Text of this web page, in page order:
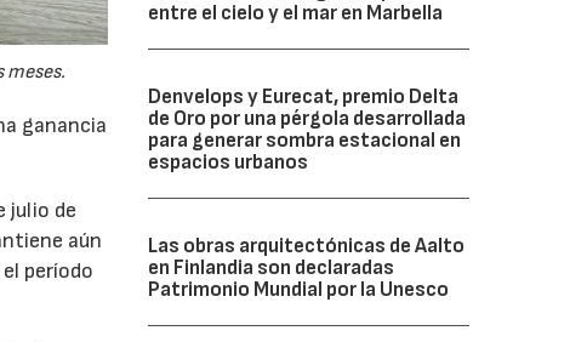
meses.
ganancia
julio de
aún
período
entre el cielo y el mar en Marbella
Denvelops y Eurecat, premio Delta
de Oro por una pérgola desarrollada
para generar sombra estacional en
espacios urbanos
Las obras arquitectónicas de Aalto
en Finlandia son declaradas
Patrimonio Mundial por la Unesco